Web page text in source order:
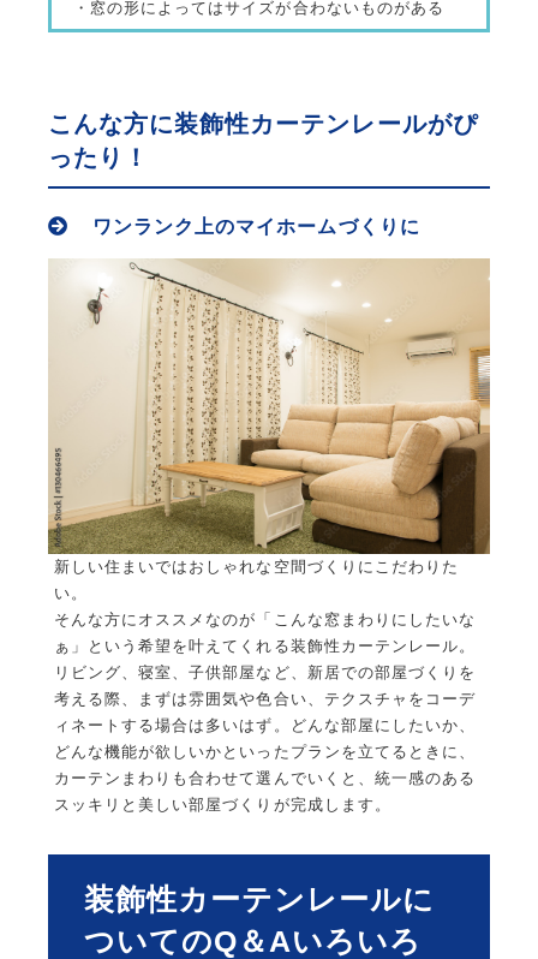
・窓の形によってはサイズが合わないものがある
こんな方に装飾性カーテンレールがぴ
ったり！
ワンランク上のマイホームづくりに
新しい住まいではおしゃれな空間づくりにこだわりた
い。
そんな方にオススメなのが「こんな窓まわりにしたいな
ぁ」という希望を叶えてくれる装飾性カーテンレール。
リビング、寝室、子供部屋など、新居での部屋づくりを
考える際、まずは雰囲気や色合い、テクスチャをコーデ
ィネートする場合は多いはず。どんな部屋にしたいか、
どんな機能が欲しいかといったプランを立てるときに、
カーテンまわりも合わせて選んでいくと、統一感のある
スッキリと美しい部屋づくりが完成します。
装飾性カーテンレールに
ついてのQ＆Aいろいろ